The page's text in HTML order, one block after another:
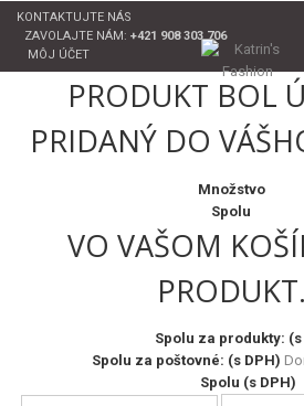
KONTAKTUJTE NÁS
ZAVOLAJTE NÁM: +421 908 303 706
MÔJ ÚČET
PRODUKT BOL
PRIDANÝ DO
Množstvo
Spolu
VO VAŠOM
PRODUKT.
Spolu za produkty: (s
Spolu za poštovné: (s DPH)
Spolu (s DPH)